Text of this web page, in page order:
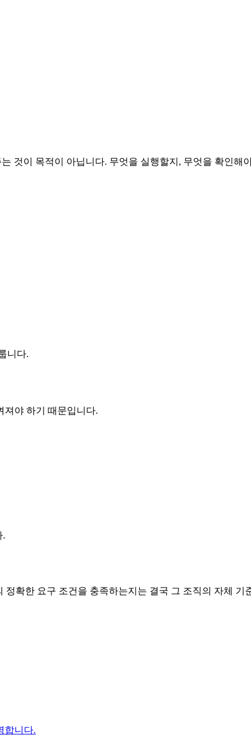
것이 목적이 아닙니다. 무엇을 실행할지, 무엇을 확인해
니다.
져야 하기 때문입니다.
.
확한 요구 조건을 충족하는지는 결국 그 조직의 자체 기
합니다.